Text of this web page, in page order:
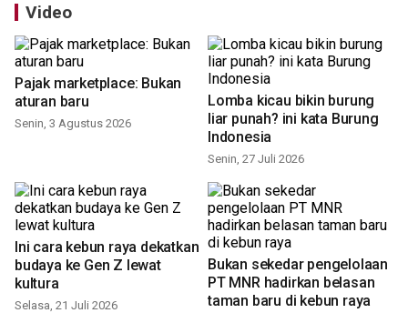
Video
Pajak marketplace: Bukan
aturan baru
Senin, 3 Agustus 2026
Lomba kicau bikin burung
liar punah? ini kata Burung
Indonesia
Senin, 27 Juli 2026
Ini cara kebun raya dekatkan
budaya ke Gen Z lewat
kultura
Selasa, 21 Juli 2026
Bukan sekedar pengelolaan
PT MNR hadirkan belasan
taman baru di kebun raya